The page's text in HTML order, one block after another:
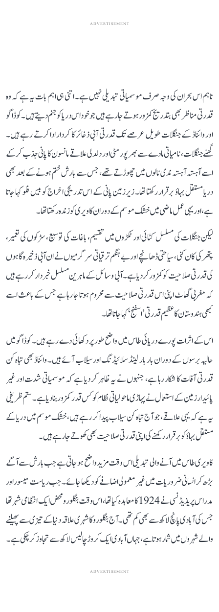
ADVERTISEMENT
تاہم اس بحران کی وجہ صرف موسمیاتی تبدیلی نہیں ہے۔ اتنی ہی اہم بات یہ ہے کہ وہ
قدرتی مناظر بھی بتدریج کمزور ہوتے جا رہے ہیں جو خود اس دریا کو جنم دیتے ہیں۔ کوڈاگو
اور وائناڈ کے جنگلات طویل عرصے تک قدرتی آبی ذخائر کا کردار ادا کرتے رہے ہیں۔
گھنے جنگلات، نامیاتی مادے سے بھرپور مٹی اور دلدلی علاقے مانسون کا پانی جذب کر کے
اسے آہستہ آہستہ ندی نالوں میں چھوڑتے تھے، جس سے بارش ختم ہونے کے بعد بھی
دریا مستقل بہاؤ برقرار رکھتا تھا۔ زیرزمین پانی کے اس تدریجی اخراج کو بیس فلو کہا جاتا
ہے، اور یہی عمل ماضی میں خشک موسم کے دوران کاویری کو زندہ رکھتا تھا۔
لیکن جنگلات کی مسلسل کٹائی اور ٹکڑوں میں تقسیم، باغات کی توسیع، سڑکوں کی تعمیر،
پتھر کی کان کنی، سیاحتی ڈھانچے اور بے ہنگم ترقیاتی سرگرمیوں نے ان آبی ذخیرہ گاہوں
کی قدرتی صلاحیت کو کمزور کر دیا ہے۔ آبی وسائل کے ماہرین مسلسل خبردار کر رہے ہیں
کہ مغربی گھاٹ اپنی اس قدرتی صلاحیت سے محروم ہوتا جا رہا ہے جس کے باعث اسے
کبھی ہندوستان کا عظیم قدرتی ’اسفنج‘ کہا جاتا تھا۔
اس کے اثرات پورے دریائی طاس میں واضح طور پر دکھائی دے رہے ہیں۔ کوڈاگو میں
حالیہ برسوں کے دوران بار بار لینڈ سلائیڈنگ اور سیلاب آئے ہیں۔ وائناڈ بھی تباہ کن
قدرتی آفات کا شکار رہا ہے، جنہوں نے یہ ظاہر کر دیا ہے کہ موسمیاتی شدت اور غیر
پائیدار زمین کے استعمال نے پہاڑی ماحولیاتی نظام کو کس قدر کمزور بنا دیا ہے۔ ستم ظریفی
یہ ہے کہ یہی علاقے، جو آج تباہ کن سیلاب پیدا کر رہے ہیں، خشک موسم میں دریا کے
مستقل بہاؤ کو برقرار رکھنے کی اپنی قدرتی صلاحیت بھی کھوتے جا رہے ہیں۔
کاویری طاس میں آنے والی تبدیلی اس وقت مزید واضح ہو جاتی ہے جب بارش سے آگے
بڑھ کر انسانی ضروریات میں غیر معمولی اضافے کو دیکھا جائے۔ جب ریاست میسور اور
مدراس پریذیڈنسی نے 1924 کا معاہدہ کیا تھا، اس وقت بنگلورو محض ایک انتظامی شہر تھا
جس کی آبادی پانچ لاکھ سے بھی کم تھی۔ آج بنگلورو کا شہری علاقہ دنیا کے تیزی سے پھیلنے
والے شہروں میں شمار ہوتا ہے، جہاں آبادی ایک کروڑ چالیس لاکھ سے تجاوز کر چکی ہے۔
ADVERTISEMENT